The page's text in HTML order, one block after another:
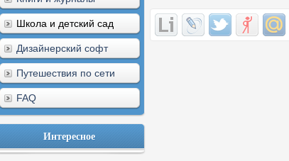
Школа и детский сад
Дизайнерский софт
Путешествия по сети
FAQ
Интересное